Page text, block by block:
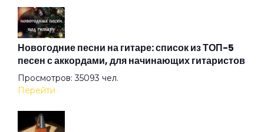
Бабушки
Барабанщик
Белые козы
Новогодние песни на гитаре: список из ТОП-5
песен с аккордами, для начинающих гитаристов
Просмотров: 35093 чел.
Перейти